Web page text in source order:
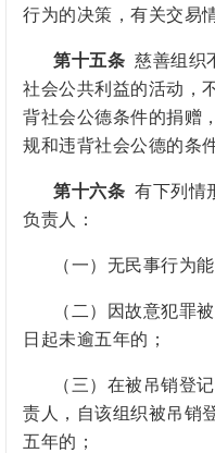
行为的决策，有关交易
第十五条 慈善组织
社会公共利益的活动，
背社会公德条件的捐赠
规和违背社会公德的条件
第十六条 有下列情
负责人：
（一）无民事行为
（二）因故意犯罪
日起未逾五年的；
（三）在被吊销登
责人，自该组织被吊销
五年的；